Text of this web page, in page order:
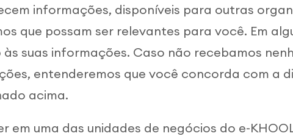
informações, disponíveis para outras
que possam ser relevantes para você. Em
suas informações. Caso não recebamos
entenderemos que você concorda com a
acima.
em uma das unidades de negócios do e-